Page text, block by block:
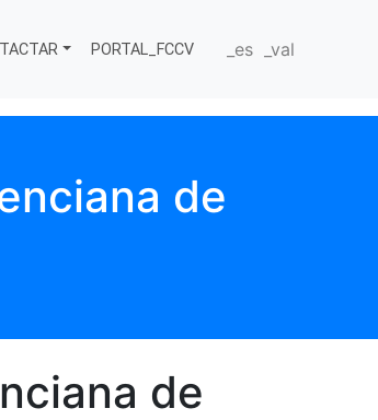
PORTAL_FCCV _es _val
de
de